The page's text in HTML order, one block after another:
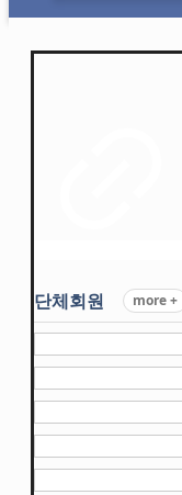
단체회원 more +